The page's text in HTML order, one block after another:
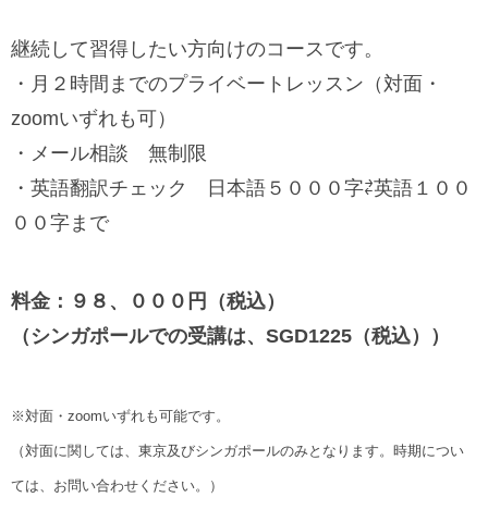
継続して習得したい方向けのコースです。
・月２時間までのプライベートレッスン（対面・
zoomいずれも可）
・メール相談 無制限
・英語翻訳チェック 日本語５０００字⇄英語１００
００字まで
料金：９８、０００円（税込）
（シンガポールでの受講は、SGD1225（税込））
※対面・zoomいずれも可能です。
（対面に関しては、東京及びシンガポールのみとなります。時期につい
ては、お問い合わせください。）